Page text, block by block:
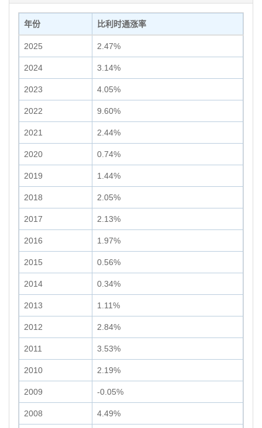
年份 比利时通涨率
2025 2.47%
2024 3.14%
2023 4.05%
2022 9.60%
2021 2.44%
2020 0.74%
2019 1.44%
2018 2.05%
2017 2.13%
2016 1.97%
2015 0.56%
2014 0.34%
2013 1.11%
2012 2.84%
2011 3.53%
2010 2.19%
2009 -0.05%
2008 4.49%